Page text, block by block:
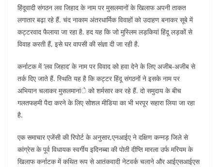
हिंदूवादी संगठन लव जिहाद के नाम पर मुसलमानों के खिलाफ अपनी ताकत
लगातार बढ़ा रहे हैं. चंद नाकाम अंतरधार्मिक विवाहों को उदाहण बनाकर सूबे में
कट्टरवाद फैलाया जा रहा है. हद यह कि जो मुस्लिम लड़कियां हिंदू लड़कों से
विवाह करती हैं, इसे घर वापसी की संज्ञा दी जा रही है.
कर्नाटक में ‘लव जिहाद’ के नाम पर विवाद को हवा देने के लिए अजीब-अजीब से
तर्क दिए जाते हैं. स्थिति यह है कि कट्टर हिंदू संगठनों ने इसके नाम पर
अभियान चलाकर मुसलमानांे को शर्मसार कर रहे हैं. दो समुदाय के बीच
गलतफहमी पैदा करने के लिए सोशल मीडिया का भी भरपूर सहारा लिया जा रहा
है.
एक समाचार एजेंसी की रिपोर्ट के अनुसार,एनआईए ने दक्षिण कन्नड़ जिले से
कांग्रेस के पूर्व विधायक स्वर्गीय इदिनब्बा की पोती दीप्ति मारला उर्फ मरियम के
खिलाफ कर्नाटक में कथित रूप से आतंकवादी नेटवर्क चलाने और आईएसआईएस